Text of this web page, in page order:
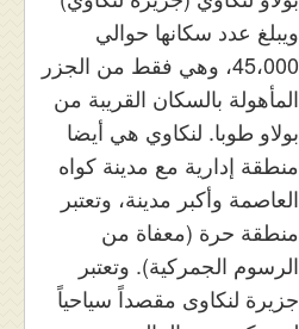
ويبلغ عدد سكانها حوالي
45،000، وهي فقط من الجزر
المأهولة بالسكان القريبة من
بولاو طوبا. لنكاوي هي أيضا
منطقة إدارية مع مدينة كواه
العاصمة وأكبر مدينة، وتعتبر
منطقة حرة (معفاة من
الرسوم الجمركية). وتعتبر
جزيرة لنكاوى مقصداً سياحياً